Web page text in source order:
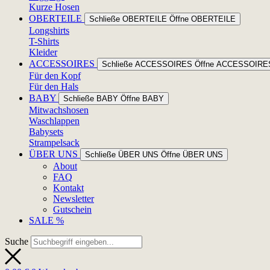
Kurze Hosen
OBERTEILE
Schließe OBERTEILE Öffne OBERTEILE
Longshirts
T-Shirts
Kleider
ACCESSOIRES
Schließe ACCESSOIRES Öffne
Für den Kopf
Für den Hals
BABY
Schließe BABY Öffne BABY
Mitwachshosen
Waschlappen
Babysets
Strampelsack
ÜBER UNS
Schließe ÜBER UNS Öffne ÜBER UNS
About
FAQ
Kontakt
Newsletter
Gutschein
SALE %
Suche